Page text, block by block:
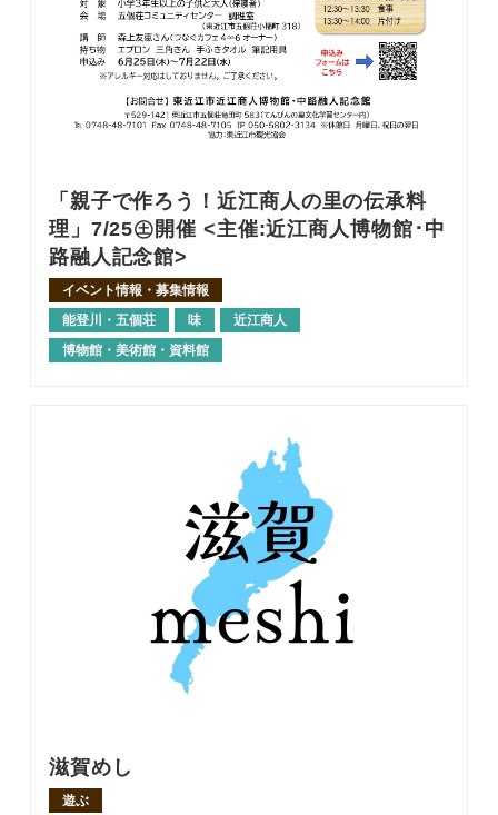
「親子で作ろう！近江商人の里の伝承料
理」7/25㊏開催 <主催:近江商人博物館･中
路融人記念館>
イベント情報・募集情報
能登川・五個荘
味
近江商人
博物館・美術館・資料館
滋賀めし
遊ぶ